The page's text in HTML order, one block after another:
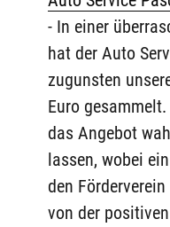
- In einer
hat der Auto
zugunsten
Euro
das Angebot
lassen, wobei
den
von der